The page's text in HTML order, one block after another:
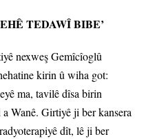
TEDAWÎ BIBE’
nexweş Gemîcîoglû
kirin û wiha got:
ma, tavilê dîsa birin
Wanê. Girtiyê ji ber kansera
dît, lê ji ber